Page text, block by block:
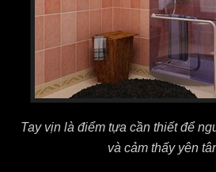
Tay vịn là điểm tựa cần thiết để
và cảm thấy yên